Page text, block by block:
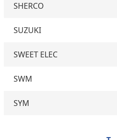
SHERCO
SUZUKI
SWEET ELEC
SWM
SYM